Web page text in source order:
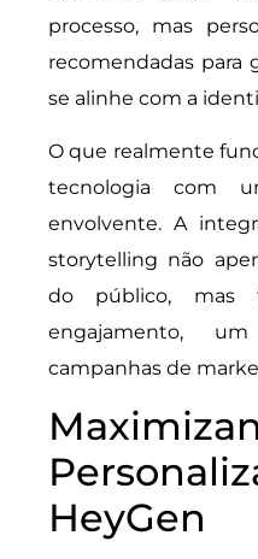
processo, mas
recomendadas para
se alinhe com a
O que realmente
tecnologia com
envolvente. A
storytelling não
do público, mas
engajamento,
campanhas de
HeyGen